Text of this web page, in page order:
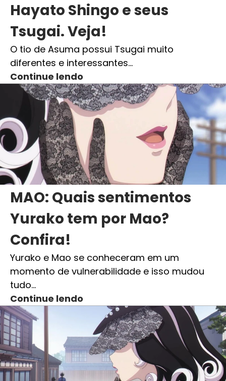
Hayato Shingo e seus
Tsugai. Veja!
O tio de Asuma possui Tsugai muito
diferentes e interessantes…
Continue lendo
MAO: Quais sentimentos
Yurako tem por Mao?
Confira!
Yurako e Mao se conheceram em um
momento de vulnerabilidade e isso mudou
tudo…
Continue lendo